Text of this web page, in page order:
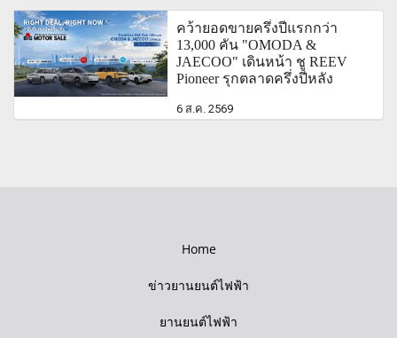
คว้ายอดขายครึ่งปีแรกกว่า
13,000 คัน "OMODA &
JAECOO" เดินหน้า ชู REEV
Pioneer รุกตลาดครึ่งปีหลัง
6 ส.ค. 2569
Home
ข่าวยานยนต์ไฟฟ้า
ยานยนต์ไฟฟ้า